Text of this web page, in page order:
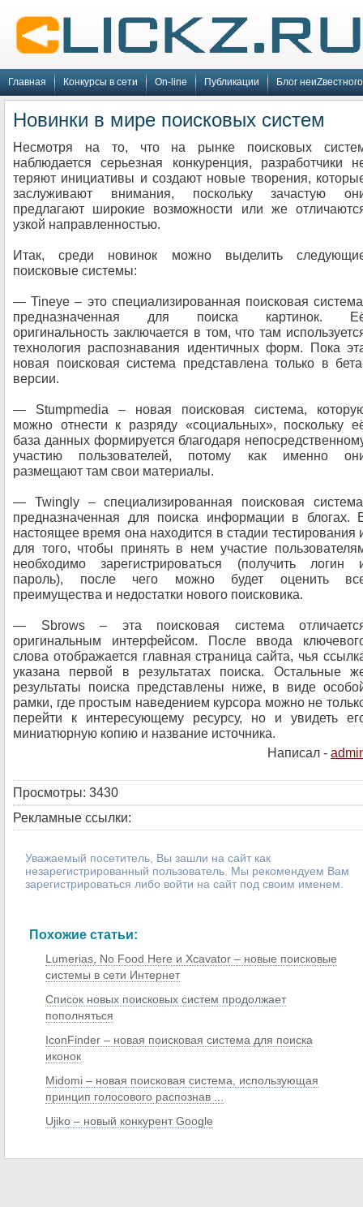
Главная Конкурсы в сети On-line Публикации Блог
Новинки в мире поисковых систем
Несмотря на то, что на рынке поисковых
наблюдается серьезная конкуренция, разработчики
теряют инициативы и создают новые творения,
заслуживают внимания, поскольку зачастую
предлагают широкие возможности или же
узкой направленностью.
Итак, среди новинок можно выделить
поисковые системы:
— Tineye – это специализированная поисковая
предназначенная для поиска картинок.
оригинальность заключается в том, что там
технология распознавания идентичных форм. Пока
новая поисковая система представлена только в
версии.
— Stumpmedia – новая поисковая система,
можно отнести к разряду «социальных», поскольку
база данных формируется благодаря
участию пользователей, потому как именно
размещают там свои материалы.
— Twingly – специализированная поисковая
предназначенная для поиска информации в блогах.
настоящее время она находится в стадии тестирования
для того, чтобы принять в нем участие
необходимо зарегистрироваться (получить логин
пароль), после чего можно будет оценить
преимущества и недостатки нового поисковика.
— Sbrows – эта поисковая система
оригинальным интерфейсом. После ввода
слова отображается главная страница сайта, чья
указана первой в результатах поиска. Остальные
результаты поиска представлены ниже, в виде
рамки, где простым наведением курсора можно не
перейти к интересующему ресурсу, но и увидеть
миниатюрную копию и название источника.
Написал -
Просмотры: 3430
Рекламные ссылки:
Уважаемый посетитель, Вы зашли на сайт как
незарегистрированный пользователь. Мы рекомендуем Вам
зарегистрироваться либо войти на сайт под своим именем.
Похожие статьи:
Lumerias, No Food Here и Xcavator – новые поисковые
системы в сети Интернет
Список новых поисковых систем продолжает
пополняться
IconFinder – новая поисковая система для поиска
иконок
Midomi – новая поисковая система, использующая
принцип голосового распознав ...
Ujiko – новый конкурент Google